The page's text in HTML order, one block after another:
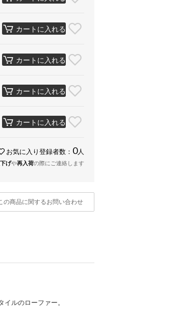
カートに入れる
カートに入れる
カートに入れる
カートに入れる
お気に入り登録者数： 0人
げや再入荷の際にご連絡します
の商品に関するお問い合わせ
ルのローファー。